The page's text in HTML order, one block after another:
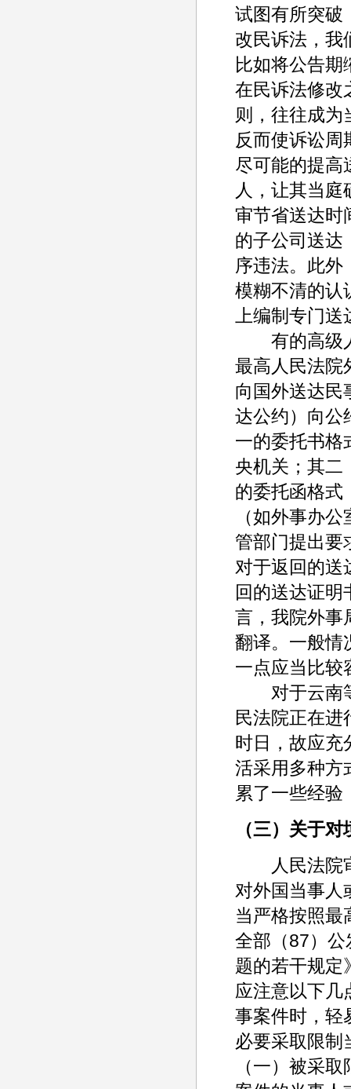
试图有所突破
改民诉法，我
比如将公告期
在民诉法修改
则，往往成为
反而使诉讼周
尽可能的提高
人，让其当
审节省送达时
的子公司送达
序违法。此外
模糊不清的认
上编制专门
有的高级人
最高人民法院
向国外送达民
达公约）向公
一的委托书格
央机关；其二
的委托函格式
（如外事办
管部门提出要
对于返回的送
回的送达证明
言，我院外事
翻译。一般情
一点应当比较
对于云南等
民法院正在进
时日，故应充
活采用多种方
累了一些经验
（三）关于
人民法院审
对外国当事人
当严格按照最
全部（87）
题的若干规定
应注意以下几
事案件时，轻
必要采取限制
（一）被采